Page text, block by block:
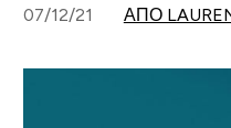
07/12/21 ΑΠΌ